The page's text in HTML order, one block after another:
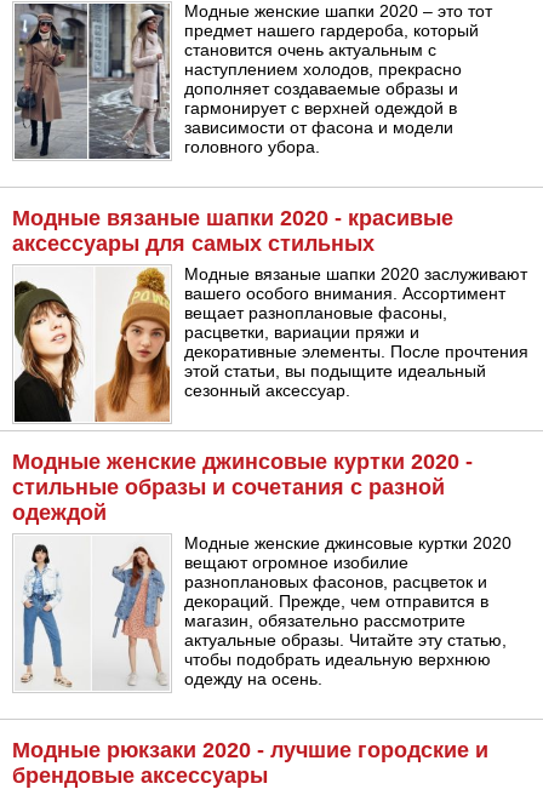
Модные женские шапки 2020 – это тот
предмет нашего гардероба, который
становится очень актуальным с
наступлением холодов, прекрасно
дополняет создаваемые образы и
гармонирует с верхней одеждой в
зависимости от фасона и модели
головного убора.
Модные вязаные шапки 2020 - красивые
аксессуары для самых стильных
Модные вязаные шапки 2020 заслуживают
вашего особого внимания. Ассортимент
вещает разноплановые фасоны,
расцветки, вариации пряжи и
декоративные элементы. После прочтения
этой статьи, вы подыщите идеальный
сезонный аксессуар.
Модные женские джинсовые куртки 2020 -
стильные образы и сочетания с разной
одеждой
Модные женские джинсовые куртки 2020
вещают огромное изобилие
разноплановых фасонов, расцветок и
декораций. Прежде, чем отправится в
магазин, обязательно рассмотрите
актуальные образы. Читайте эту статью,
чтобы подобрать идеальную верхнюю
одежду на осень.
Модные рюкзаки 2020 - лучшие городские и
брендовые аксессуары